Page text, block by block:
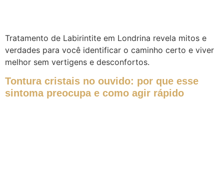
Tratamento de Labirintite em Londrina revela mitos e
verdades para você identificar o caminho certo e viver
melhor sem vertigens e desconfortos.
Tontura cristais no ouvido: por que esse
sintoma preocupa e como agir rápido